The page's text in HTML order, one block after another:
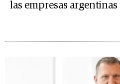
las empresas argentinas